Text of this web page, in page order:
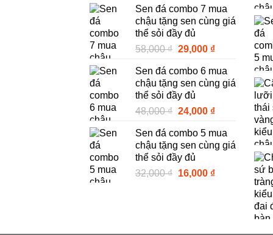
là:
99,000 ₫.
tại
là:
Sen đá combo 7 mua
chậu tặng sen cùng giá
thể sỏi đầy đủ
58,000₫ Giá
là:
58,000 ₫.
29,000 ₫Giá
tại
là:
Sen đá combo 6 mua
chậu tặng sen cùng giá
thể sỏi đầy đủ
48,000₫ Giá
là:
48,000 ₫.
24,000 ₫Giá
tại
là:
Sen đá combo 5 mua
chậu tặng sen cùng giá
thể sỏi đầy đủ
32,000₫ Giá
16,000 ₫Giá